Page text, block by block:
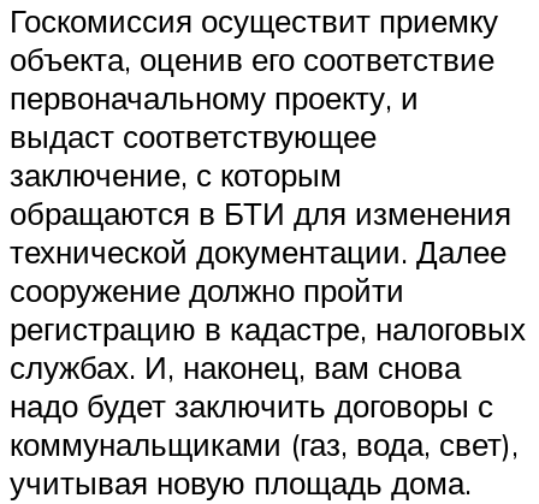
Госкомиссия осуществит приемку
объекта, оценив его соответствие
первоначальному проекту, и
выдаст соответствующее
заключение, с которым
обращаются в БТИ для изменения
технической документации. Далее
сооружение должно пройти
регистрацию в кадастре, налоговых
службах. И, наконец, вам снова
надо будет заключить договоры с
коммунальщиками (газ, вода, свет),
учитывая новую площадь дома.